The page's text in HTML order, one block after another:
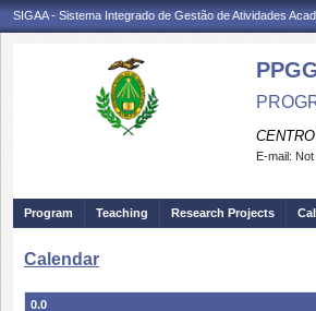
SIGAA - Sistema Integrado de Gestão de Atividades
E-mail:
Program Teaching Research Projects
Calendar
0.0